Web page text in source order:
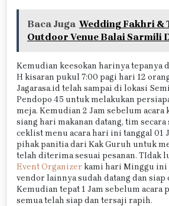
Baca Juga Wedding Fakhri &
Outdoor Venue Balai Sarmili
Kemudian keesokan harinya tepanya
H kisaran pukul 7:00 pagi hari 12
Jagarasa.id telah sampai di lokasi
Pendopo 45 untuk melakukan
meja. Kemudian 2 Jam sebelum acara
siang hari makanan datang, tim
ceklist menu acara hari ini tanggal 01
pihak panitia dari Kak Guruh untuk
telah diterima sesuai pesanan. TIdak
Event Organizer kami hari Minggu ini
vendor lainnya sudah datang dan siap
Kemudian tepat 1 Jam sebelum acara
semua telah siap dan tersaji rapih.